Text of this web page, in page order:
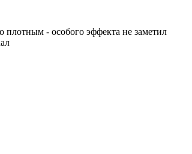
- особого эффекта не заметил